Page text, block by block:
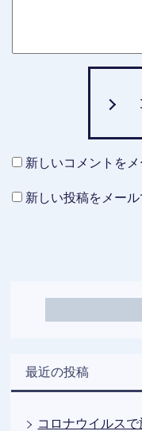
新しいコメントを
新しい投稿をメー
最近の投稿
コロナウイルス